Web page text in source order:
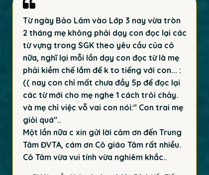
Từ ngày Bảo Lâm vào Lớp 3 nay vừa tròn
2 tháng mẹ không phải dạy con đọc lại các
từ vựng trong SGK theo yêu cầu của cô
nữa, nghĩ lại mỗi lần dạy con đọc từ là mẹ
phải kiềm chế lắm để k to tiếng với con... :
(( nay con chỉ mất chưa đầy 5p để đọc lại
các từ mới cho mẹ nghe 1 cách trôi chảy.
và mẹ chỉ việc vỗ vai con nói:" Con trai mẹ
giỏi quá"..
Một lần nữa c xin gửi lời cảm ơn đến Trung
Tâm ĐVTA, cám ơn Cô giáo Tâm rất nhiều.
Cô Tâm vừa vui tính vừa nghiêm khắc..